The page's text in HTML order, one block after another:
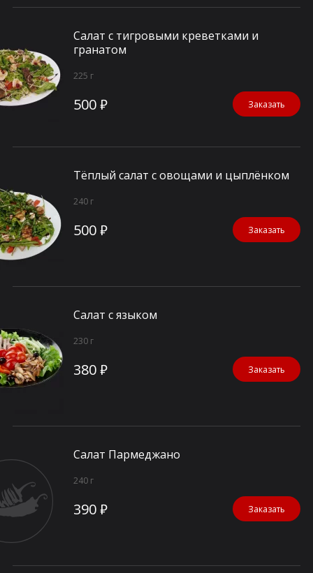
Салат с тигровыми креветками и
гранатом
225 г
500 ₽ Заказать
Тёплый салат с овощами и цыплёнком
240 г
500 ₽ Заказать
Салат с языком
230 г
380 ₽ Заказать
Салат Пармеджано
240 г
390 ₽ Заказать